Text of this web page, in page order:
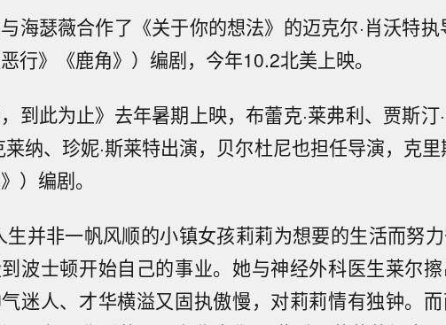
海瑟薇合作了《关于你的想法》的迈克尔·肖沃特执
行》《鹿角》）编剧，今年10.2北美上映。
，到此为止》去年暑期上映，布蕾克·莱弗利、贾斯汀
莱纳、珍妮·斯莱特出演，贝尔杜尼也担任导演，克
）编剧。
生并非一帆风顺的小镇女孩莉莉为想要的生活而努
波士顿开始自己的事业。她与神经外科医生莱尔擦
迷人、才华横溢又固执傲慢，对莉莉情有独钟。